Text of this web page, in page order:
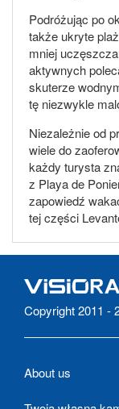
Podróżując po
także ukryte
mniej
aktywnych
skuterze
tę niezwykle
Niezależnie od
wiele do
każdy turysta
z Playa de
zapowiedź
tej części
Copyright 2011 -
About us